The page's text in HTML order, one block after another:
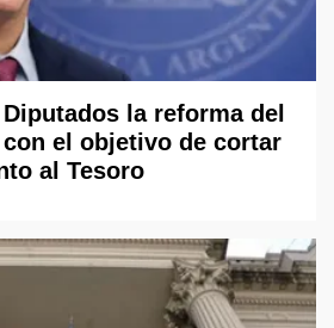
la reforma del
el objetivo de cortar
al Tesoro